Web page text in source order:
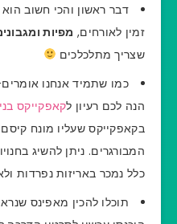
דבר ראשון והכי חשוב
זמין לאורחים, מפיות
שצריך מתלכלכים
כמו שתמיד אנחנו
הנה לכם רעיון לקאפקייקס
בקאפקייקס שעליו מונח
המבורגרים. ניתן להשיג
כלל נמכר באריזות נפרדות
תוכלו להכין מאפינס